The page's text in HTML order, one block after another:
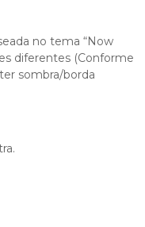
no tema “Now
diferentes (Conforme
sombra/borda